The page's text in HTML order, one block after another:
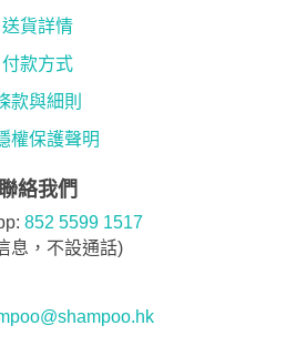
送貨詳情
付款方式
款與細則
權保護聲明
絡我們
852 5599 1517
息，不設通話)